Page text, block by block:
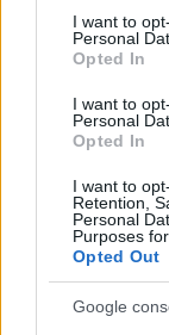
consent section.
I want to
Personal
Opted In
I want to
Personal
Opted In
I want to
Retention,
Personal
Purposes
Opted Out
Google
A dolgok